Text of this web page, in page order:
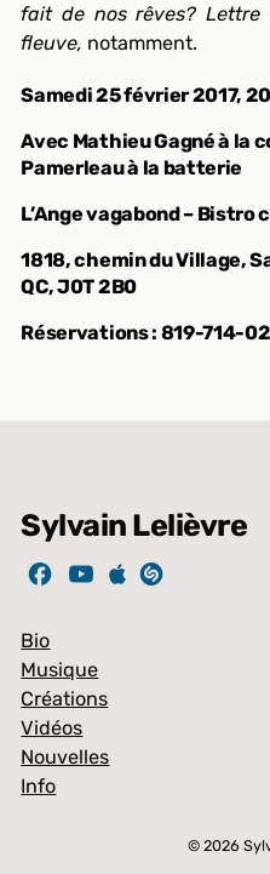
fait de nos rêves? Lettre
fleuve, notamment.
Samedi 25 février 2017,
Avec Mathieu Gagné à la
Pamerleau à la batterie
L’Ange vagabond – Bistro
1818, chemin du Village,
QC,J0T 2B0
Réservations : 819-714-
Sylvain Lelièvre
Bio
Musique
Créations
Vidéos
Nouvelles
Info
© 2026
Article ajouté au panier